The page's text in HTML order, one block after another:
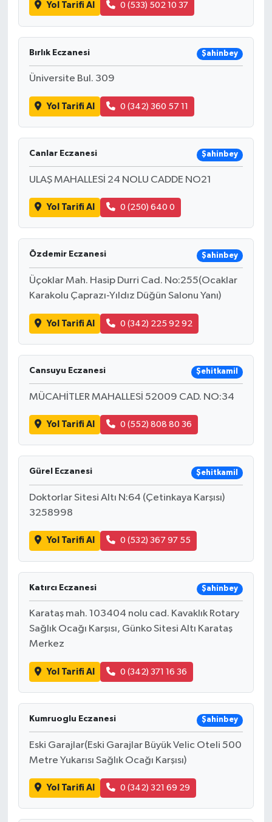
Yol Tarifi Al 0 (533) 502 10 37
Bırlık Eczanesi Şahinbey
Üniversite Bul. 309
Yol Tarifi Al 0 (342) 360 57 11
Canlar Eczanesi Şahinbey
ULAŞ MAHALLESİ 24 NOLU CADDE NO21
Yol Tarifi Al 0 (250) 640 0
Özdemir Eczanesi Şahinbey
Üçoklar Mah. Hasip Durri Cad. No:255(Ocaklar
Karakolu Çaprazı-Yıldız Düğün Salonu Yanı)
Yol Tarifi Al 0 (342) 225 92 92
Cansuyu Eczanesi Şehitkamil
MÜCAHİTLER MAHALLESİ 52009 CAD. NO:34
Yol Tarifi Al 0 (552) 808 80 36
Gürel Eczanesi Şehitkamil
Doktorlar Sitesi Altı N:64 (Çetinkaya Karşısı)
3258998
Yol Tarifi Al 0 (532) 367 97 55
Katırcı Eczanesi Şahinbey
Karataş mah. 103404 nolu cad. Kavaklık Rotary
Sağlık Ocağı Karşısı, Günko Sitesi Altı Karataş
Merkez
Yol Tarifi Al 0 (342) 371 16 36
Kumruoglu Eczanesi Şahinbey
Eski Garajlar(Eski Garajlar Büyük Velic Oteli 500
Metre Yukarısı Sağlık Ocağı Karşısı)
Yol Tarifi Al 0 (342) 321 69 29